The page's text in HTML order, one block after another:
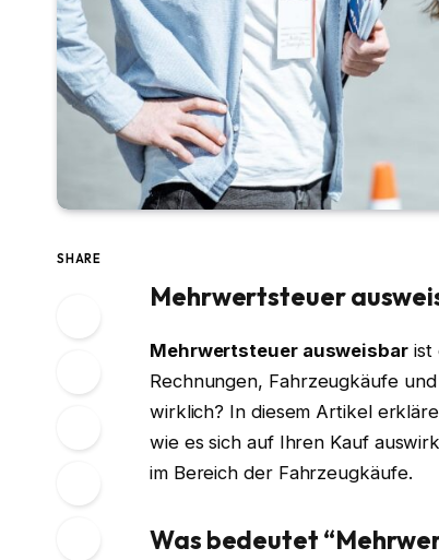
SHARE
Mehrwertsteuer
Mehrwertsteuer ausweisbarist
Rechnungen, Fahrzeugkäufe
wirklich? In diesem Artikel
wie es sich auf Ihren Kauf
im Bereich der Fahrzeugkäufe.
Was bedeutet